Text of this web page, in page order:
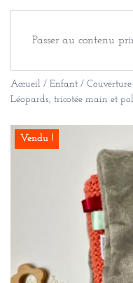
Passer au contenu
Accueil / Enfant /
Léopards, tricotée main et
Vendu !